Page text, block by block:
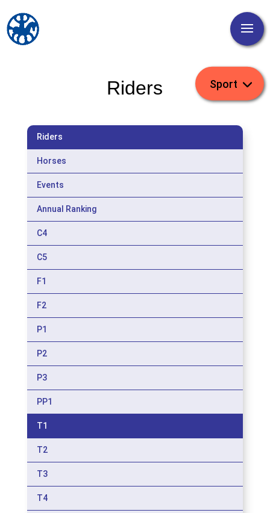
Riders
Riders
Horses
Events
Annual Ranking
C4
C5
F1
F2
P1
P2
P3
PP1
T1
T2
T3
T4